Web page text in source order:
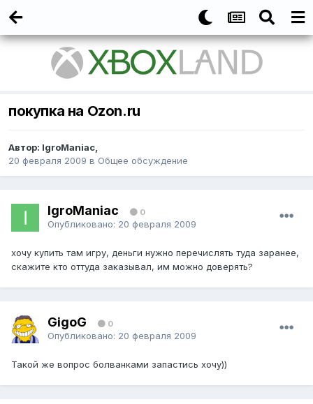
покупка на Ozon.ru
Автор: IgroManiac,
20 февраля 2009 в Общее обсуждение
IgroManiac 0
Опубликовано: 20 февраля 2009
хочу купить там игру, деньги нужно перечислять туда заранее,
скажите кто оттуда заказывал, им можно доверять?
GigoG 0
Опубликовано: 20 февраля 2009
Такой же вопрос болванками запастись хочу))